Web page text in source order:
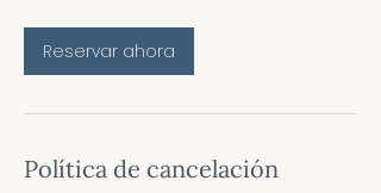
m
i
n
Reservar ahora
Política de cancelación